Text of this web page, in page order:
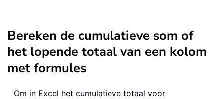
Bereken de cumulatieve som of
het lopende totaal van een kolom
met formules
Om in Excel het cumulatieve totaal voor